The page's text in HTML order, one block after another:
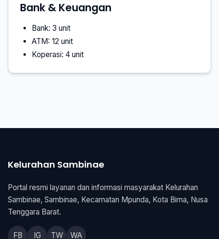
Bank & Keuangan
Bank: 3 unit
ATM: 12 unit
Koperasi: 4 unit
Kelurahan Sambinae
Portal resmi layanan dan informasi masyarakat Kelurahan
Sambinae, Sambinae, Kecamatan Mpunda, Kota Bima, Nusa
Tenggara Barat.
FB IG TW WA